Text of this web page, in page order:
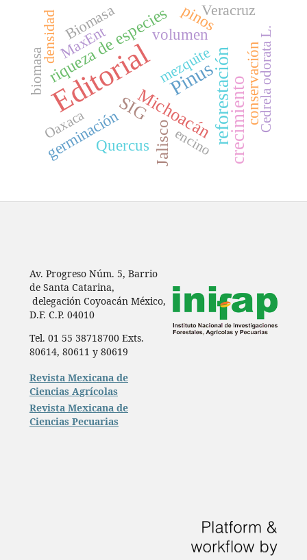
Editorial Pinusreforestacióncrecimiento
Michoacán
SIG
riqueza de especies
Jalisco
conservación
germinación
volumen
pinos
Quercus
MaxEnt
Biomasa
mezquite
Veracruz
densidad
Oaxaca
biomasa
encino
Cedrela odorata L.
Av. Progreso Núm. 5, Barrio
de Santa Catarina,
delegación Coyoacán México,
D.F. C.P. 04010
Tel. 01 55 38718700 Exts.
80614, 80611 y 80619
Revista Mexicana de
Ciencias Agrícolas
Revista Mexicana de
Ciencias Pecuarias